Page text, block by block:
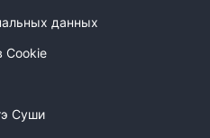
данных
Cookie
Суши